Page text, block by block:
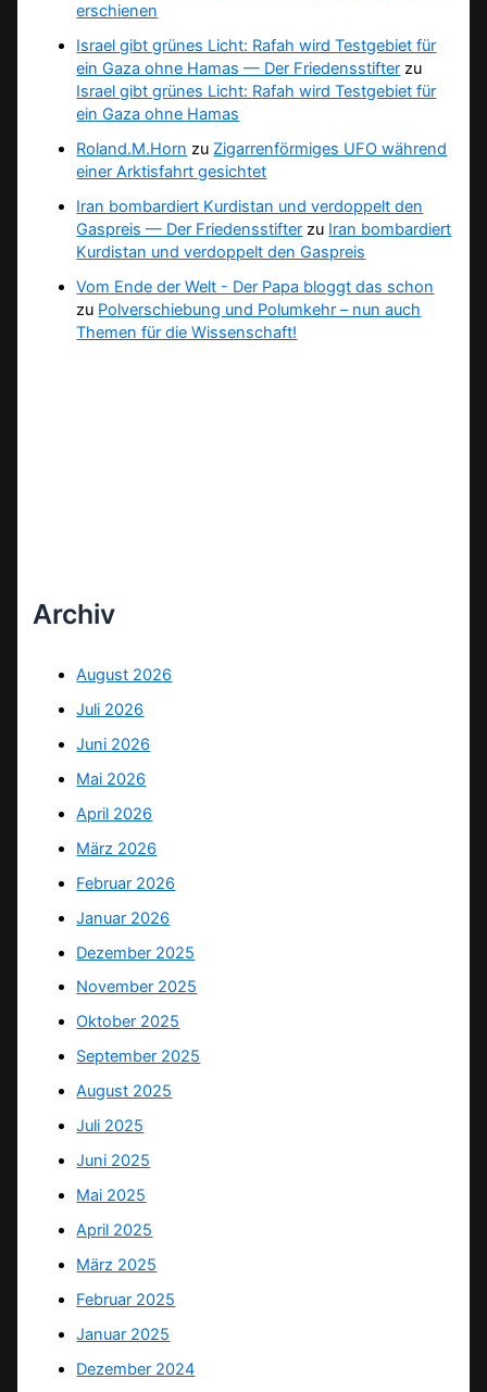
erschienen
Israel gibt grünes Licht: Rafah wird Testgebiet für
ein Gaza ohne Hamas — Der Friedensstifter zu
Israel gibt grünes Licht: Rafah wird Testgebiet für
ein Gaza ohne Hamas
Roland.M.Horn zu Zigarrenförmiges UFO während
einer Arktisfahrt gesichtet
Iran bombardiert Kurdistan und verdoppelt den
Gaspreis — Der Friedensstifter zu Iran bombardiert
Kurdistan und verdoppelt den Gaspreis
Vom Ende der Welt - Der Papa bloggt das schon
zu Polverschiebung und Polumkehr – nun auch
Themen für die Wissenschaft!
Archiv
August 2026
Juli 2026
Juni 2026
Mai 2026
April 2026
März 2026
Februar 2026
Januar 2026
Dezember 2025
November 2025
Oktober 2025
September 2025
August 2025
Juli 2025
Juni 2025
Mai 2025
April 2025
März 2025
Februar 2025
Januar 2025
Dezember 2024